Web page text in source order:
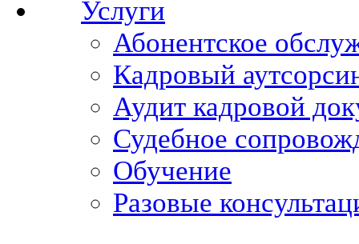
Услуги
Абонентское
Кадровый
Аудит кадровой
Судебное
Обучение
Разовые